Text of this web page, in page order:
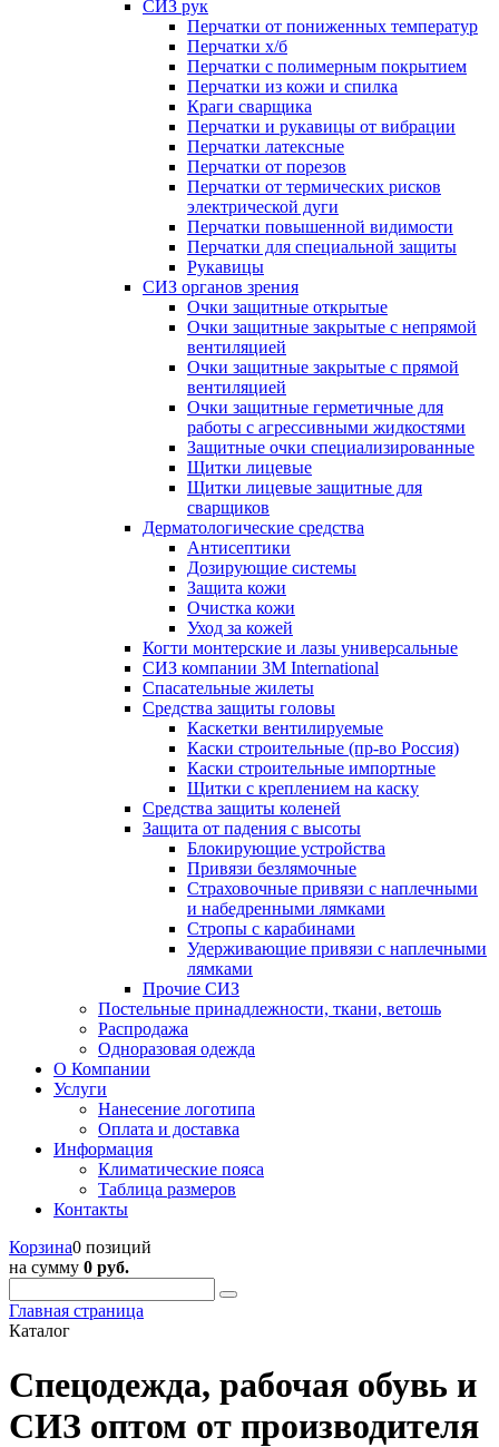
СИЗ рук
Перчатки от пониженных температур
Перчатки х/б
Перчатки с полимерным покрытием
Перчатки из кожи и спилка
Краги сварщика
Перчатки и рукавицы от вибрации
Перчатки латексные
Перчатки от порезов
Перчатки от термических рисков
электрической дуги
Перчатки повышенной видимости
Перчатки для специальной защиты
Рукавицы
СИЗ органов зрения
Очки защитные открытые
Очки защитные закрытые с непрямой
вентиляцией
Очки защитные закрытые с прямой
вентиляцией
Очки защитные герметичные для
работы с агрессивными жидкостями
Защитные очки специализированные
Щитки лицевые
Щитки лицевые защитные для
сварщиков
Дерматологические средства
Антисептики
Дозирующие системы
Защита кожи
Очистка кожи
Уход за кожей
Когти монтерские и лазы универсальные
СИЗ компании 3М International
Спасательные жилеты
Средства защиты головы
Каскетки вентилируемые
Каски строительные (пр-во Россия)
Каски строительные импортные
Щитки с креплением на каску
Средства защиты коленей
Защита от падения с высоты
Блокирующие устройства
Привязи безлямочные
Страховочные привязи с наплечными
и набедренными лямками
Стропы с карабинами
Удерживающие привязи с наплечными
лямками
Прочие СИЗ
Постельные принадлежности, ткани, ветошь
Распродажа
Одноразовая одежда
О Компании
Услуги
Нанесение логотипа
Оплата и доставка
Информация
Климатические пояса
Таблица размеров
Контакты
Корзина0 позиций
на сумму 0 руб.
Главная страница
Каталог
Спецодежда, рабочая обувь и
СИЗ оптом от производителя